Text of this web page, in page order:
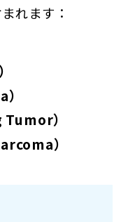
れます：
）
）